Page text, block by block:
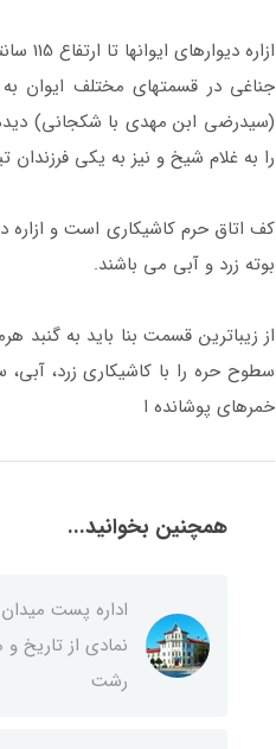
(سيدرضي ابن مهدي با شكجاني) ديده
را به غلام شيخ و نيز به يكي
بوته زرد و آبي مي ­باشند.
از زيباترين قسمت بنا بايد به
سطوح حره را با كاشي­كاري زرد،
خمره­اي پوشانده ­ا
همچنین بخوانید...
اداره پست
نمادی از تاریخ
رشت